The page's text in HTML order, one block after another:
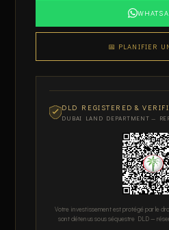
📅 PLANIFIER
DLD REGISTERED &
DUBAI LAND DEPARTMENT —
Votre investissement est protégé par le
sont détenus sous séquestre DLD —